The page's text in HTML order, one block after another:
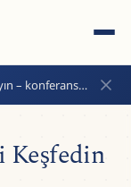
– konferans
Keşfedin